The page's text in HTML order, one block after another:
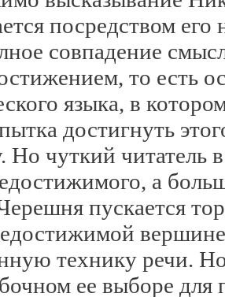
посредством
совпадение
то есть
языка, в
достигнуть
Но чуткий читатель
а
пускается
технику речи.
ее выборе для